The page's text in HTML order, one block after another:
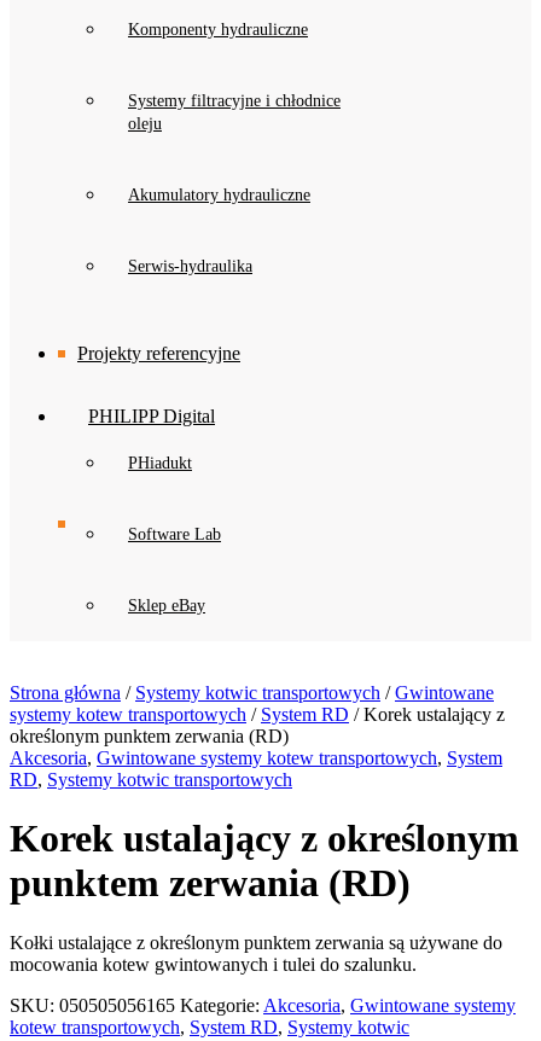
Komponenty hydrauliczne
Systemy filtracyjne i chłodnice
oleju
Akumulatory hydrauliczne
Serwis-hydraulika
Projekty referencyjne
PHILIPP Digital
PHiadukt
Software Lab
Sklep eBay
Strona główna / Systemy kotwic transportowych /Gwintowane
systemy kotew transportowych / System RD / Korek ustalający z
określonym punktem zerwania (RD)
Akcesoria, Gwintowane systemy kotew transportowych, System
RD, Systemy kotwic transportowych
Korek ustalający z określonym
punktem zerwania (RD)
Kołki ustalające z określonym punktem zerwania są używane do
mocowania kotew gwintowanych i tulei do szalunku.
SKU: 050505056165 Kategorie: Akcesoria, Gwintowane systemy
kotew transportowych, System RD, Systemy kotwic